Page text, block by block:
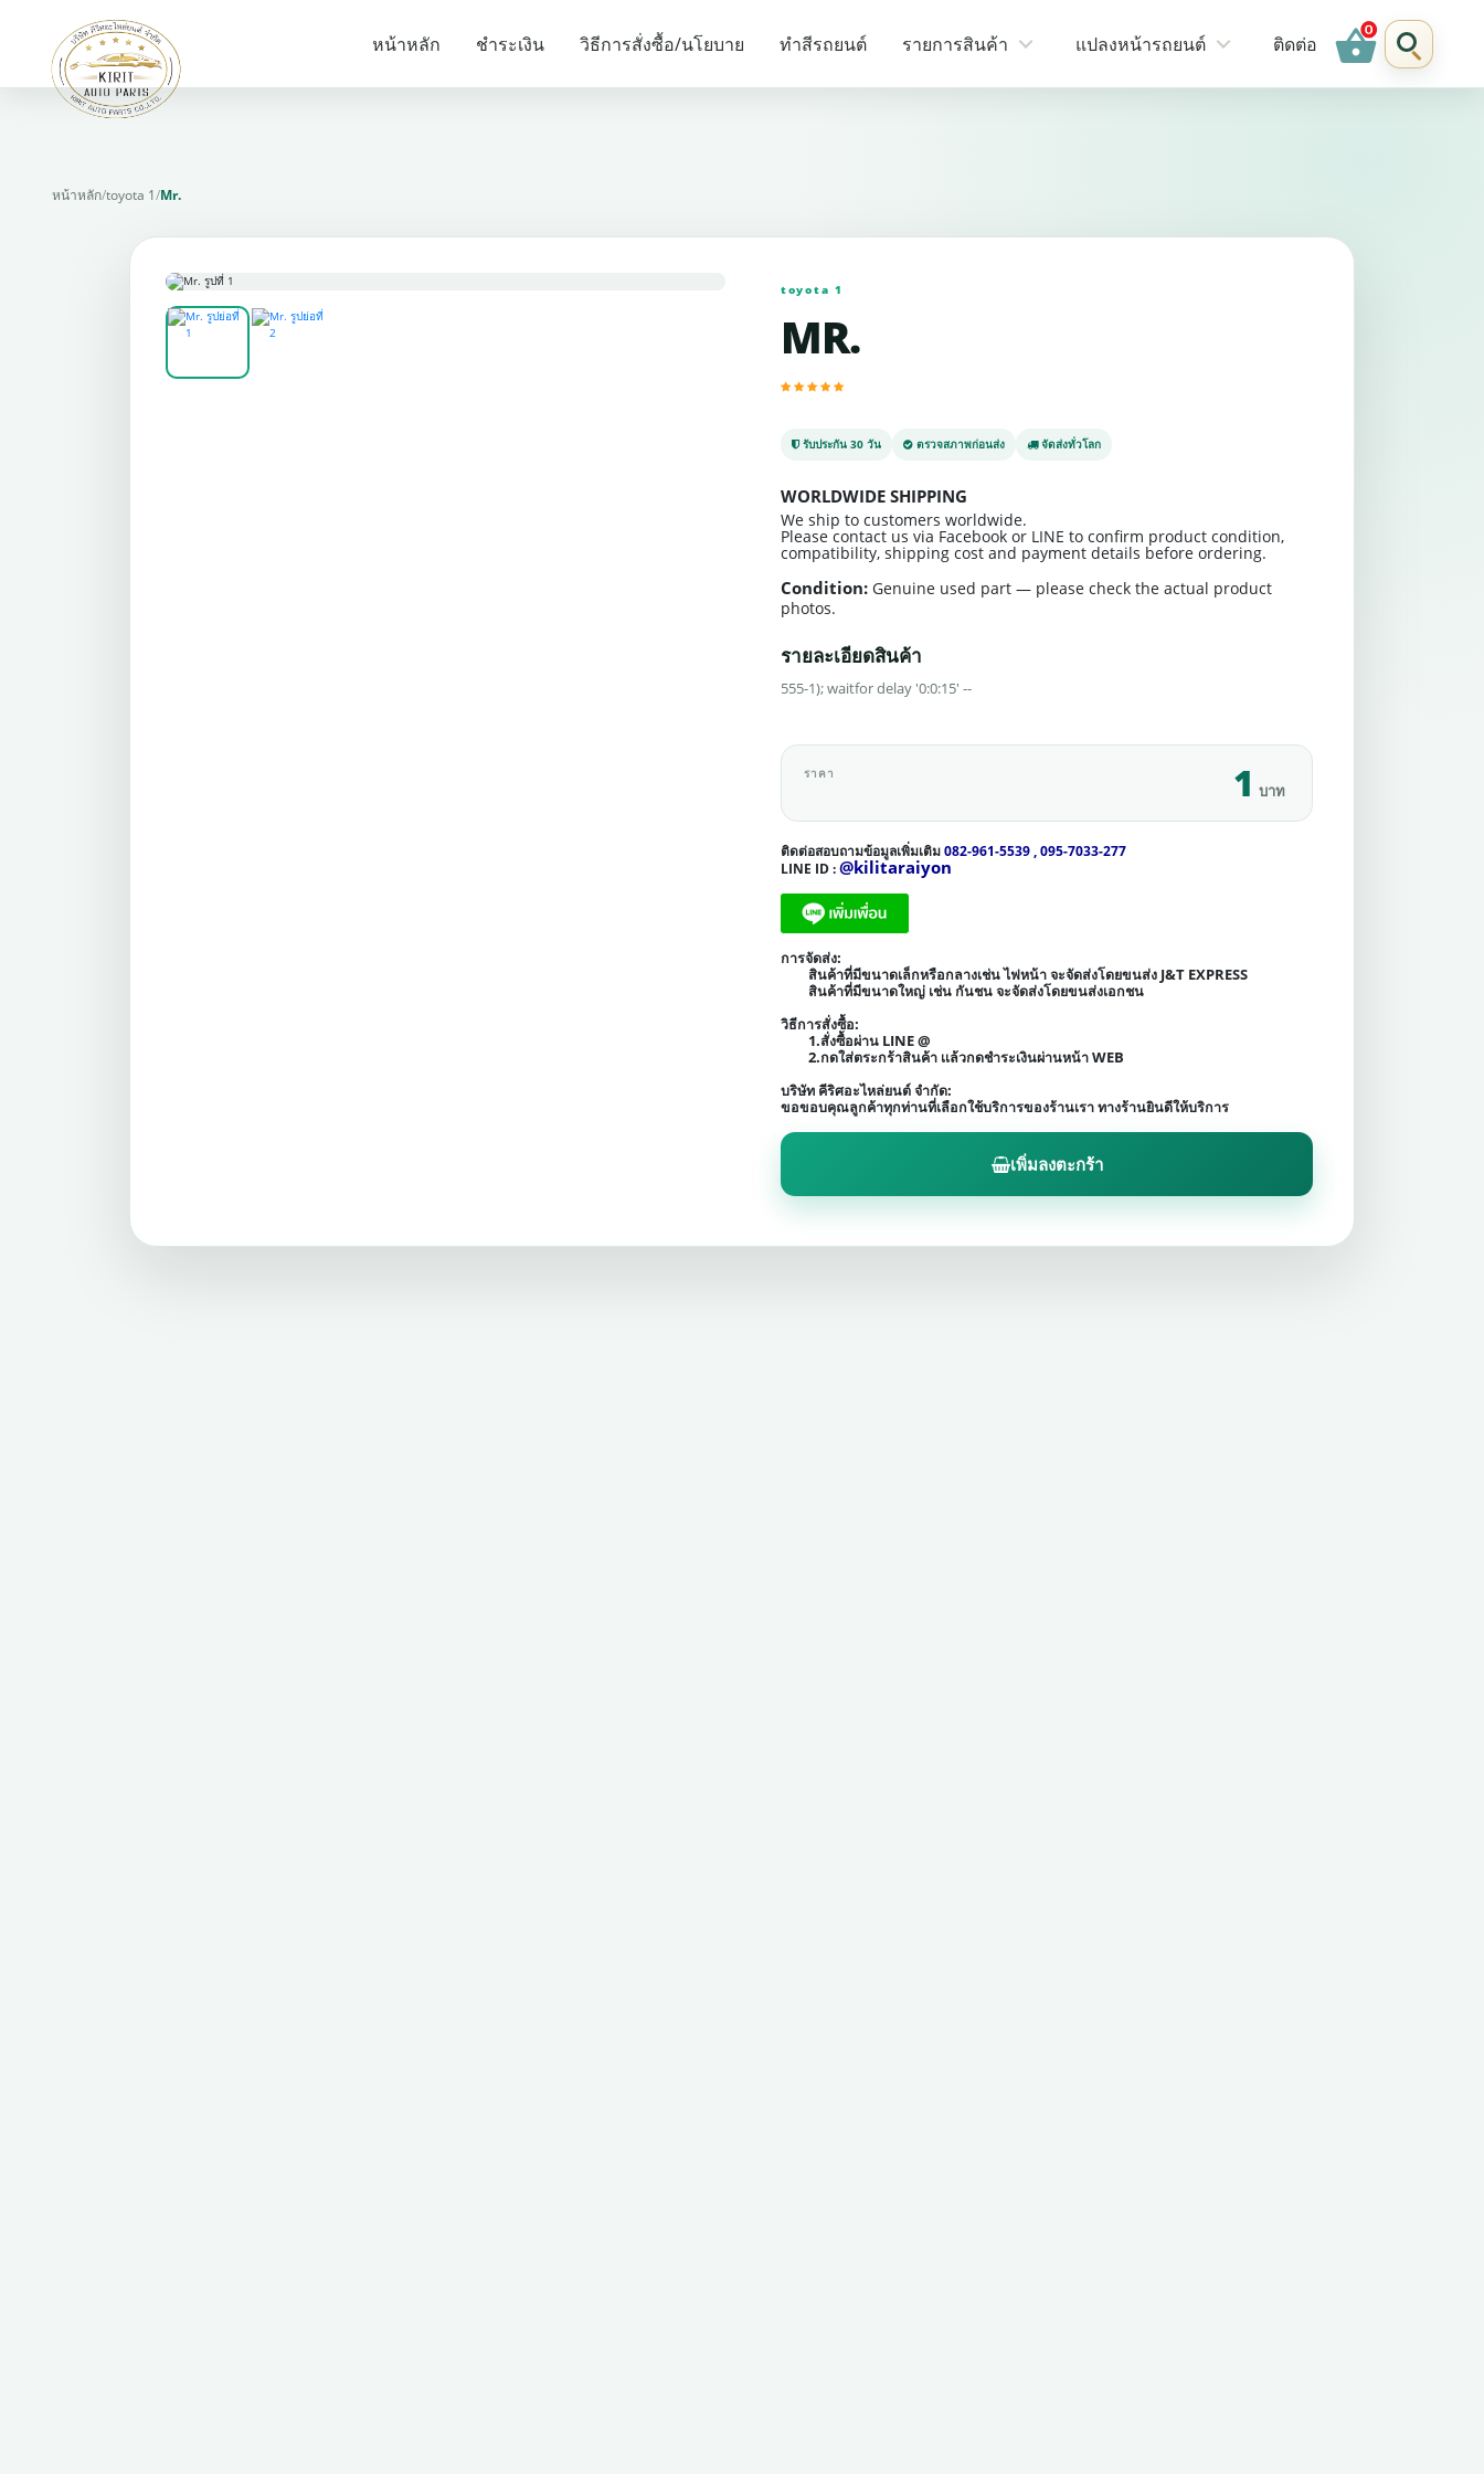
หน้าหลัก ชำระเงิน วิธีการสั่งซื้อ/นโยบาย ทำสีรถยนต์ รายการสินค้า แปลงหน้ารถยนต์ ติดต่อ shopping_basket
รายการแนะนำ
หน้าหลัก/toyota 1/Mr.
toyota 1
MR.
รับประกัน 30 วัน ตรวจสภาพก่อนส่ง จัดส่งทั่วโลก
WORLDWIDE SHIPPING
We ship to customers worldwide.
Please contact us via Facebook or LINE to confirm product condition,
compatibility, shipping cost and payment details before ordering.
Condition: Genuine used part — please check the actual product
photos.
รายละเอียดสินค้า
555-1); waitfor delay '0:0:15' --
ราคา 1 บาท
ติดต่อสอบถามข้อมูลเพิ่มเติม082-961-5539 , 095-7033-277
LINE ID :@kilitaraiyon
การจัดส่ง:
สินค้าที่มีขนาดเล็กหรือกลางเช่น ไฟหน้า จะจัดส่งโดยขนส่ง J&T EXPRESS
สินค้าที่มีขนาดใหญ่ เช่น กันชน จะจัดส่งโดยขนส่งเอกชน
วิธีการสั่งซื้อ:
1.สั่งซื้อผ่าน LINE @
2.กดใส่ตระกร้าสินค้า เเล้วกดชำระเงินผ่านหน้า WEB
บริษัท คีริศอะไหล่ยนต์ จำกัด:
ขอขอบคุณลูกค้าทุกท่านที่เลือกใช้บริการของร้านเรา ทางร้านยินดีให้บริการ
เพิ่มลงตะกร้า